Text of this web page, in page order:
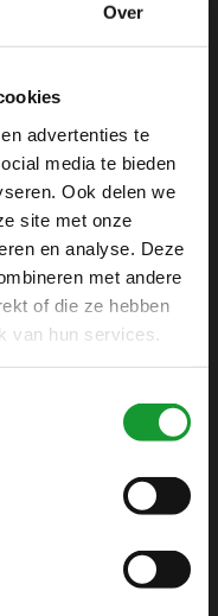
Over
advertenties te
media te bieden
Ook delen we
site met onze
en analyse. Deze
met andere
of die ze hebben
van hun services.
80
80